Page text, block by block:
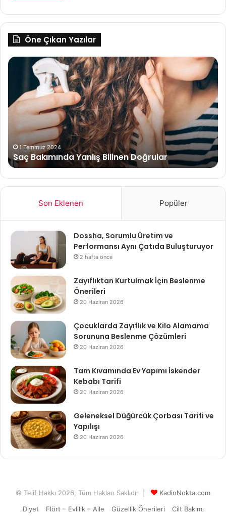
Öne Çıkan Yazılar
Saç
Bakımında
Bilinen
Doğrular
1 Temmuz 2024
Saç Bakımında Yanlış Bilinen Doğrular
Son Eklenen Popüler
Dossha, Sorumlu Üretim ve
Performansı Aynı Çatıda Buluşturuyor
2 hafta önce
Zayıflıktan Kurtulmak İçin Beslenme
Önerileri
20 Haziran 2026
Çocuklarda Zayıflık ve Kilo Alamama
Sorununa Beslenme Çözümleri
20 Haziran 2026
Tam Kıvamında Ev Yapımı İskender
Kebabı Tarifi
20 Haziran 2026
Geleneksel Düğürcük Çorbası Tarifi ve
Yapılışı
20 Haziran 2026
© Telif Hakkı 2026, Tüm Hakları Saklıdır |
KadinNokta.com
Diyet
Flört – Evlilik – Aile Güzellik Önerileri Cilt Bakımı